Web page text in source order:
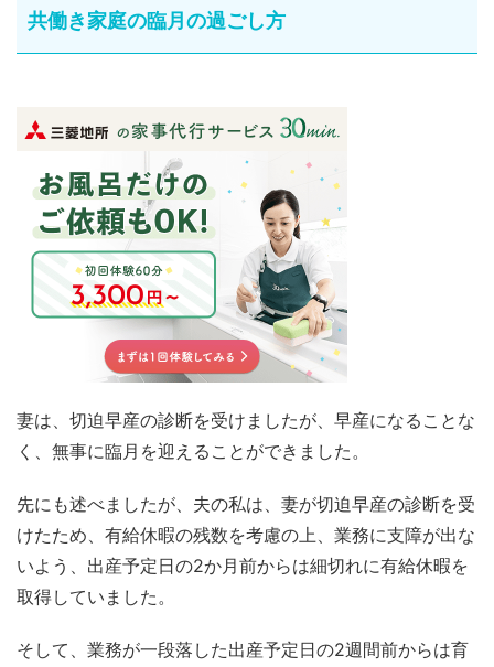
共働き家庭の臨月の過ごし方
妻は、切迫早産の診断を受けましたが、早産になることな
く、無事に臨月を迎えることができました。
先にも述べましたが、夫の私は、妻が切迫早産の診断を受
けたため、有給休暇の残数を考慮の上、業務に支障が出な
いよう、出産予定日の2か月前からは細切れに有給休暇を
取得していました。
そして、業務が一段落した出産予定日の2週間前からは育